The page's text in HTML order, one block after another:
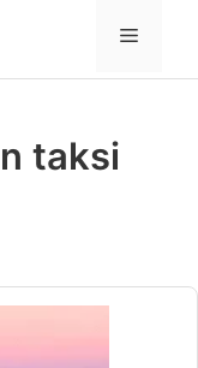
MENÜ
taksi